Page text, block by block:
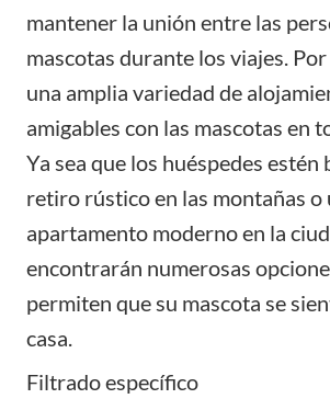
mantener la unión entre las
mascotas durante los viajes.
una amplia variedad de
amigables con las mascotas en
Ya sea que los huéspedes estén
retiro rústico en las montañas o
apartamento moderno en la
encontrarán numerosas
permiten que su mascota se
casa.
Filtrado específico